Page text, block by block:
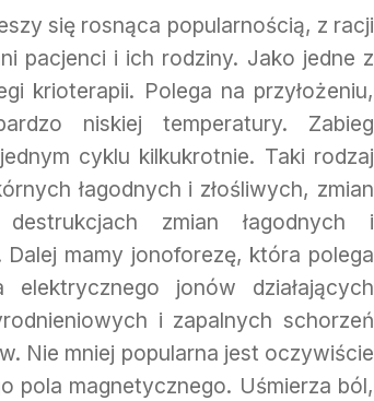
się rosnąca popularnością, z racji
pacjenci i ich rodziny. Jako jedne z
krioterapii. Polega na przyłożeniu,
niskiej temperatury. Zabieg
cyklu kilkukrotnie. Taki rodzaj
łagodnych i złośliwych, zmian
zmian łagodnych i
mamy jonoforezę, która polega
jonów działających
i zapalnych schorzeń
Nie mniej popularna jest oczywiście
pola magnetycznego. Uśmierza ból,